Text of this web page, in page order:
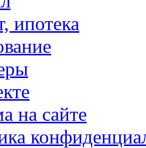
ипотека
на сайте